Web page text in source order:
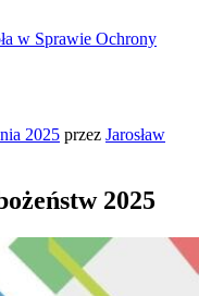
w Sprawie Ochrony
2025 przez Jarosław
2025